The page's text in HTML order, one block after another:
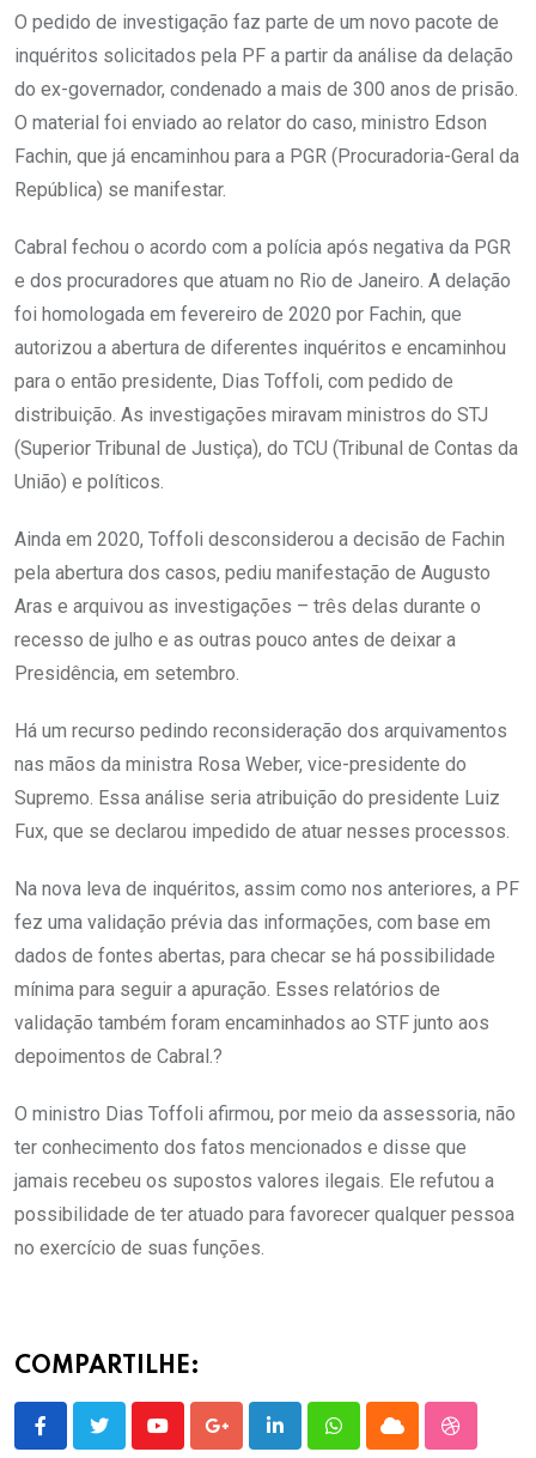
O pedido de investigação faz parte de um novo pacote de
inquéritos solicitados pela PF a partir da análise da delação
do ex-governador, condenado a mais de 300 anos de prisão.
O material foi enviado ao relator do caso, ministro Edson
Fachin, que já encaminhou para a PGR (Procuradoria-Geral da
República) se manifestar.
Cabral fechou o acordo com a polícia após negativa da PGR
e dos procuradores que atuam no Rio de Janeiro. A delação
foi homologada em fevereiro de 2020 por Fachin, que
autorizou a abertura de diferentes inquéritos e encaminhou
para o então presidente, Dias Toffoli, com pedido de
distribuição. As investigações miravam ministros do STJ
(Superior Tribunal de Justiça), do TCU (Tribunal de Contas da
União) e políticos.
Ainda em 2020, Toffoli desconsiderou a decisão de Fachin
pela abertura dos casos, pediu manifestação de Augusto
Aras e arquivou as investigações – três delas durante o
recesso de julho e as outras pouco antes de deixar a
Presidência, em setembro.
Há um recurso pedindo reconsideração dos arquivamentos
nas mãos da ministra Rosa Weber, vice-presidente do
Supremo. Essa análise seria atribuição do presidente Luiz
Fux, que se declarou impedido de atuar nesses processos.
Na nova leva de inquéritos, assim como nos anteriores, a PF
fez uma validação prévia das informações, com base em
dados de fontes abertas, para checar se há possibilidade
mínima para seguir a apuração. Esses relatórios de
validação também foram encaminhados ao STF junto aos
depoimentos de Cabral.?
O ministro Dias Toffoli afirmou, por meio da assessoria, não
ter conhecimento dos fatos mencionados e disse que
jamais recebeu os supostos valores ilegais. Ele refutou a
possibilidade de ter atuado para favorecer qualquer pessoa
no exercício de suas funções.
COMPARTILHE:
YoutubeGoogle+LinkedInWhatsappCloud